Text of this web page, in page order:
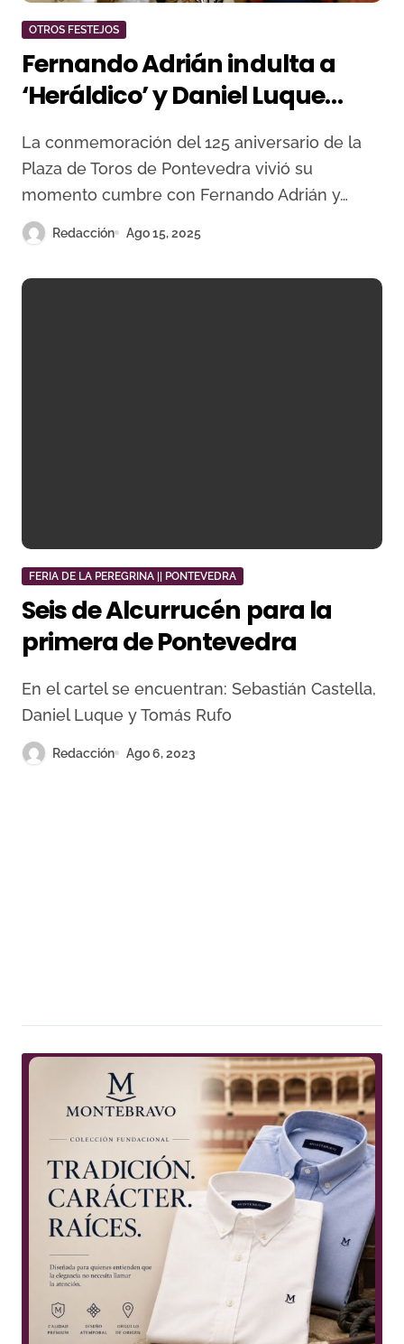
OTROS FESTEJOS
Fernando Adrián indulta a
‘Heráldico’ y Daniel Luque
desoreja en la extraordinaria
corrida de Victorino Martín en
Pontevedra
La conmemoración del 125 aniversario de la
Plaza de Toros de Pontevedra vivió su
momento cumbre con Fernando Adrián y…
Redacción Ago 15, 2025
FERIA DE LA PEREGRINA || PONTEVEDRA
Seis de Alcurrucén para la
primera de Pontevedra
En el cartel se encuentran: Sebastián Castella,
Daniel Luque y Tomás Rufo
Redacción Ago 6, 2023